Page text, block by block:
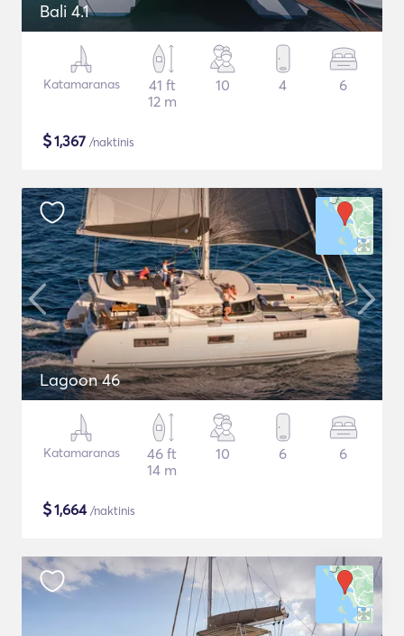
Bali 4.1
Katamaranas
41 ft
12 m
10 4 6
$1,367 /naktinis
Lagoon 46
Katamaranas
46 ft
14 m
10 6 6
$1,664/naktinis